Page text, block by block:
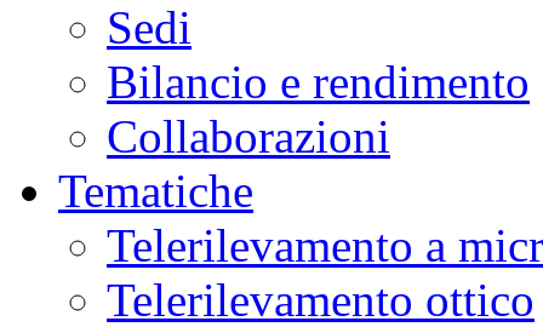
Sedi
Bilancio e rendimento
Collaborazioni
Tematiche
Telerilevamento a
Telerilevamento ottico